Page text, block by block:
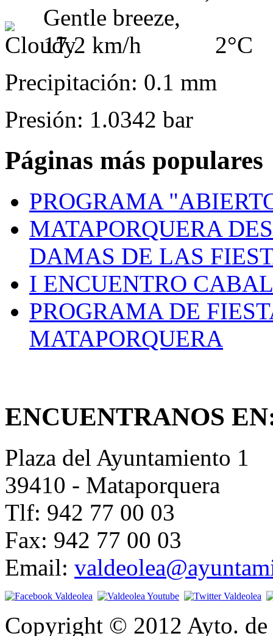
2°C
Precipitación: 0.1 mm
Presión: 1.0342 bar
Páginas más populares
PROGRAMA
MATAPORQUERA
DAMAS DE LAS
I ENCUENTRO
PROGRAMA DE
MATAPORQUERA
ENCUENTRANOS
Plaza del Ayuntamiento 1
39410 - Mataporquera
Tlf: 942 77 00 03
Fax: 942 77 00 03
Email:
Copyright © 2012 Ayto.